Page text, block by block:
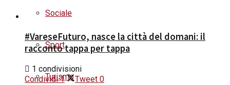
Sociale
Sport
Turismo
#VareseFuturo, nasce la città del domani: il
racconto tappa per tappa
1 condivisioni
Condividi 1 Tweet 0